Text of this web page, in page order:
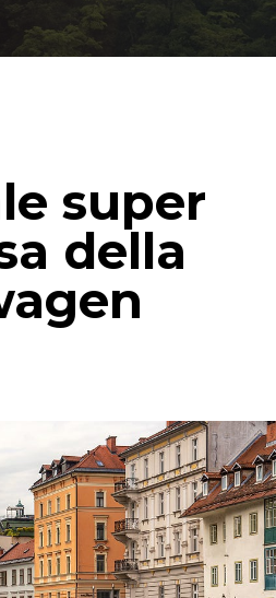
super
della